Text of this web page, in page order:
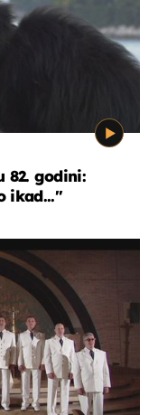
82. godini:
ikad..."